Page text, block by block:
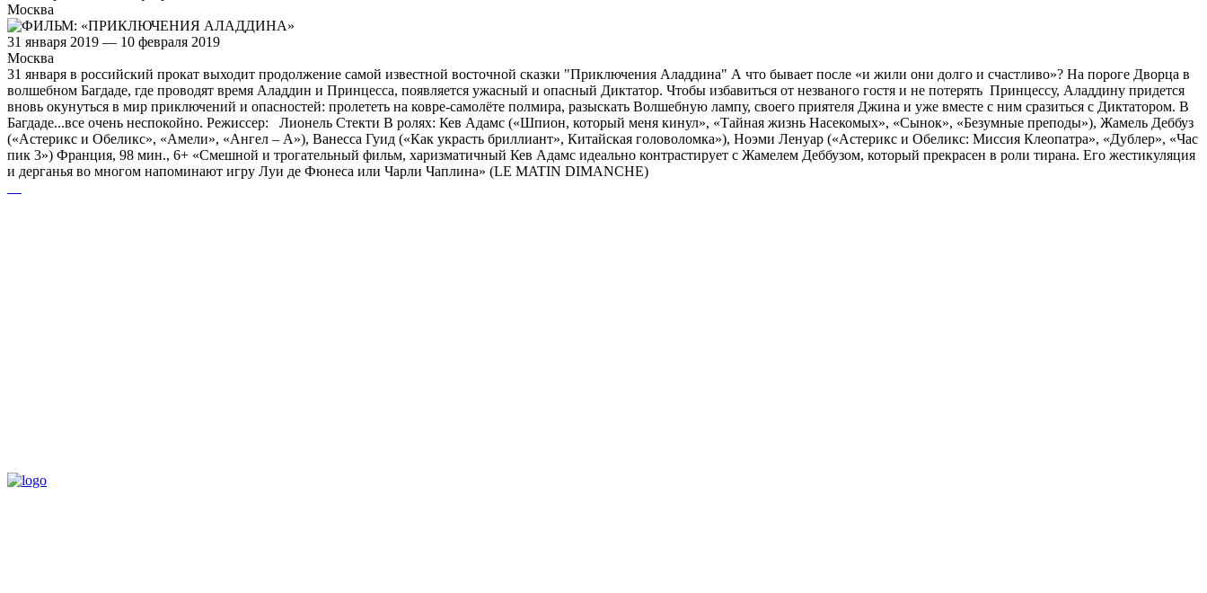
Москва
31 января 2019 — 10 февраля 2019
Москва
31 января в российский прокат выходит продолжение самой известной восточной сказки "Приключения Аладдина" А что бывает после «и жили они долго и счастливо»? На пороге Дворца в
волшебном Багдаде, где проводят время Аладдин и Принцесса, появляется ужасный и опасный Диктатор. Чтобы избавиться от незваного гостя и не потерять Принцессу, Аладдину придется
вновь окунуться в мир приключений и опасностей: пролететь на ковре-самолёте полмира, разыскать Волшебную лампу, своего приятеля Джина и уже вместе с ним сразиться с Диктатором. В
Багдаде...все очень неспокойно. Режиссер: Лионель Стекти В ролях: Кев Адамс («Шпион, который меня кинул», «Тайная жизнь Насекомых», «Сынок», «Безумные преподы»), Жамель Деббуз
(«Астерикс и Обеликс», «Амели», «Ангел – А»), Ванесса Гуид («Как украсть бриллиант», Китайская головоломка»), Ноэми Ленуар («Астерикс и Обеликс: Миссия Клеопатра», «Дублер», «Час
пик 3») Франция, 98 мин., 6+ «Смешной и трогательный фильм, харизматичный Кев Адамс идеально контрастирует с Жамелем Деббузом, который прекрасен в роли тирана. Его жестикуляция
и дерганья во многом напоминают игру Луи де Фюнеса или Чарли Чаплина» (LE MATIN DIMANCHE)